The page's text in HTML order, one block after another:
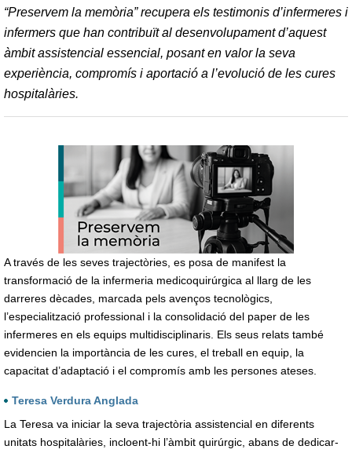
“Preservem la memòria” recupera els testimonis d’infermeres i
infermers que han contribuït al desenvolupament d’aquest
àmbit assistencial essencial, posant en valor la seva
experiència, compromís i aportació a l’evolució de les cures
hospitalàries.
A través de les seves trajectòries, es posa de manifest la
transformació de la infermeria medicoquirúrgica al llarg de les
darreres dècades, marcada pels avenços tecnològics,
l’especialització professional i la consolidació del paper de les
infermeres en els equips multidisciplinaris. Els seus relats també
evidencien la importància de les cures, el treball en equip, la
capacitat d’adaptació i el compromís amb les persones ateses.
Teresa Verdura Anglada
La Teresa va iniciar la seva trajectòria assistencial en diferents
unitats hospitalàries, incloent-hi l’àmbit quirúrgic, abans de dedicar-